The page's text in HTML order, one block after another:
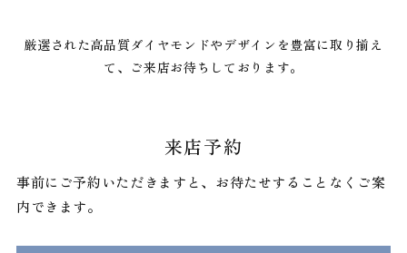
厳選された高品質ダイヤモンドやデザインを豊富に取り揃え
て、ご来店お待ちしております。
来店予約
事前にご予約いただきますと、お待たせすることなくご案
内できます。